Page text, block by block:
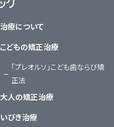
治療について
こどもの矯正治療
「プレオルソ」こども歯ならび矯
正法
大人の矯正治療
いびき治療